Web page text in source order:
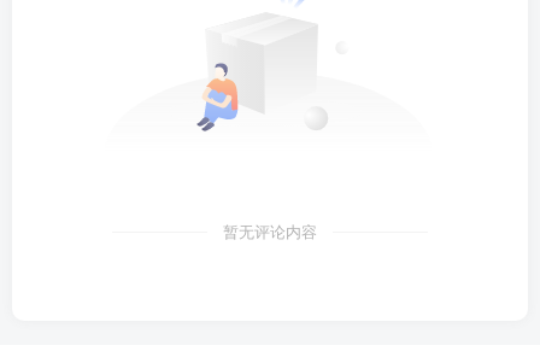
暂无评论内容